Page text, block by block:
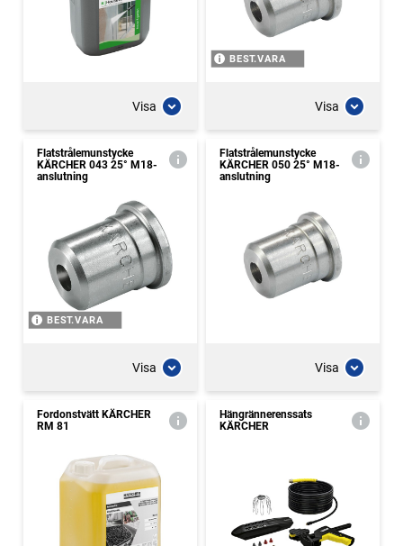
Visa
BEST.VARA
Visa
Flatstrålemunstycke
KÄRCHER 043 25° M18-
anslutning
BEST.VARA
Visa
Flatstrålemunstycke
KÄRCHER 050 25° M18-
anslutning
Visa
Fordonstvätt KÄRCHER
RM 81
Hängrännerenssats
KÄRCHER